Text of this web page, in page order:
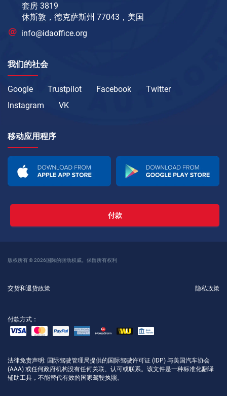
套房 3819
休斯敦，德克萨斯州 77043，美国
info@idaoffice.org
我们的社会
Google Trustpilot Facebook
Twitter
Instagram
VK
移动应用程序
付款
版权所有 © 2026国际的驱动权威。保留所有权利
交货和退货政策 隐私政策
付款方式：
法律免责声明: 国际驾驶管理局提供的国际驾驶许可证 (IDP) 与美国汽车协会
(AAA) 或任何政府机构没有任何关联、认可或联系。该文件是一种标准化翻译
辅助工具，不能替代有效的国家驾驶执照。